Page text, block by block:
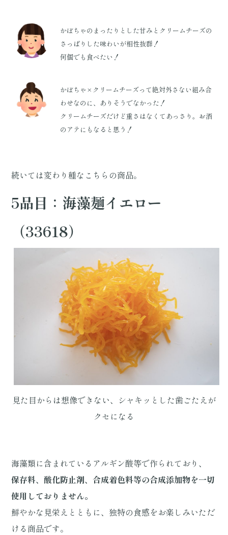
かぼちゃのまったりとした甘みとクリームチーズの
さっぱりした味わいが相性抜群！
何個でも食べたい！
かぼちゃ×クリームチーズって絶対外さない組み合
わせなのに、ありそうでなかった！
クリームチーズだけど重さはなくてあっさり。お酒
のアテにもなると思う！
続いては変わり種なこちらの商品。
5品目：海藻麺イエロー
（33618）
見た目からは想像できない、シャキッとした歯ごたえが
クセになる
海藻類に含まれているアルギン酸等で作られており、
保存料、酸化防止剤、合成着色料等の合成添加物を一切
使用しておりません。
鮮やかな見栄えとともに、独特の食感をお楽しみいただ
ける商品です。